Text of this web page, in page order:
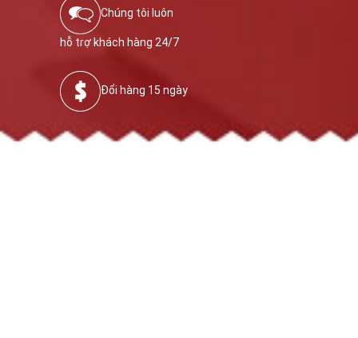
Chúng tôi luôn
hỗ trợ khách hàng 24/7
Đổi hàng 15 ngày